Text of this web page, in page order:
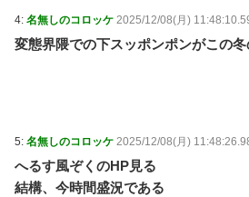
枢ロボ子さんアキロゼ / おまとめ
【ウマ娘】褒め方はそれぞれ / お
4: 名無しのコロッケ 2025/12/08(月)
変態界隈での下スッポンポンがこの
5: 名無しのコロッケ 2025/12/08(月)
へるす風ぞくのHP見る
結構、今時間盛況である